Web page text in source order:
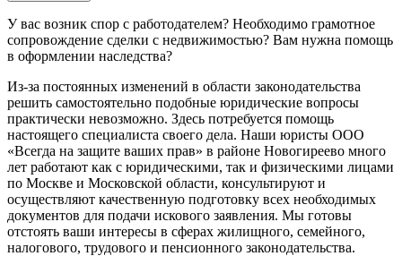
У вас возник спор с работодателем? Необходимо грамотное
сопровождение сделки с недвижимостью? Вам нужна помощь
в оформлении наследства?
Из-за постоянных изменений в области законодательства
решить самостоятельно подобные юридические вопросы
практически невозможно. Здесь потребуется помощь
настоящего специалиста своего дела. Наши юристы ООО
«Всегда на защите ваших прав» в районе Новогиреево много
лет работают как с юридическими, так и физическими лицами
по Москве и Московской области, консультируют и
осуществляют качественную подготовку всех необходимых
документов для подачи искового заявления. Мы готовы
отстоять ваши интересы в сферах жилищного, семейного,
налогового, трудового и пенсионного законодательства.